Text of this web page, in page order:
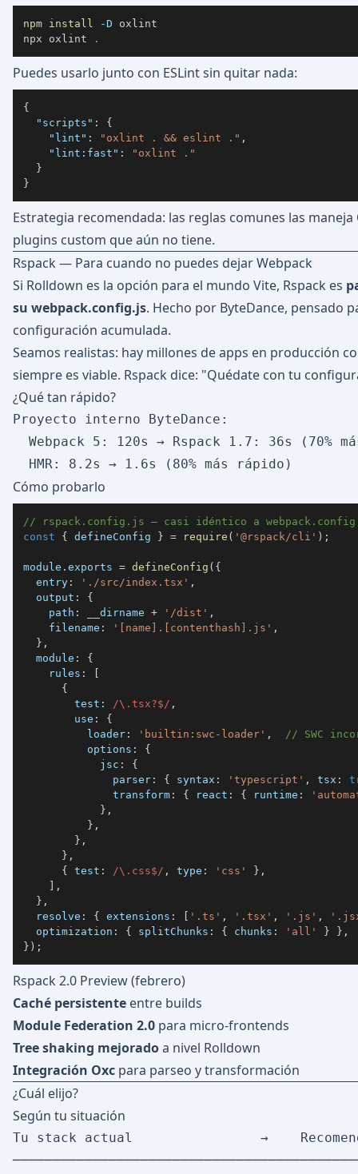
npm install -D
npx oxlint
.
Puedes usarlo junto con ESLint sin quitar nada:
{
"scripts" :
{
"lint" : "oxlint . && eslint ." ,
"lint:fast" :
"oxlint ."
}
}
Estrategia recomendada: las reglas comunes las
plugins custom que aún no tiene.
Rspack — Para cuando no puedes dejar Webpack
Si Rolldown es la opción para el mundo Vite, Rspack es
su webpack.config.js. Hecho por ByteDance, pensado
configuración acumulada.
Seamos realistas: hay millones de apps en producción
siempre es viable. Rspack dice: "Quédate con tu
¿Qué tan rápido?
Proyecto interno ByteDance:
Webpack 5: 120s → Rspack 1.7: 36s (70%
Cómo probarlo
// rspack.config.js — casi idéntico a
const
{ defineConfig } = require ( '@rspack/cli' ) ;
module . exports = defineConfig ( {
entry : './src/index.tsx' ,
output :
{
path : __dirname + '/dist' ,
filename : '[name].[contenthash].js' ,
} ,
module :
{
rules :
[
{
test : /\. tsx?$ / ,
use :
{
loader : 'builtin:swc-loader' ,
// SWC
options :
{
jsc :
{
parser : { syntax : 'typescript' , tsx :
transform : { react : { runtime :
} ,
} ,
} ,
} ,
{ test : /\. css$ / , type : 'css' } ,
] ,
} ,
resolve : { extensions : [ '.ts' , '.tsx' , '.js' ,
optimization : { splitChunks : { chunks : 'all' } } ,
} ) ;
Rspack 2.0 Preview (febrero)
Caché persistente entre builds
Module Federation 2.0 para micro-frontends
Tree shaking mejoradoa nivel Rolldown
Integración Oxc para parseo y transformación
¿Cuál elijo?
Según tu situación
Tu stack actual                →